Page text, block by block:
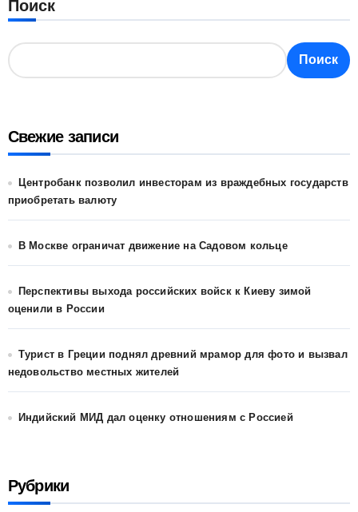
Поиск
Поиск
Свежие записи
Центробанк позволил инвесторам из враждебных государств
приобретать валюту
В Москве ограничат движение на Садовом кольце
Перспективы выхода российских войск к Киеву зимой
оценили в России
Турист в Греции поднял древний мрамор для фото и вызвал
недовольство местных жителей
Индийский МИД дал оценку отношениям с Россией
Рубрики